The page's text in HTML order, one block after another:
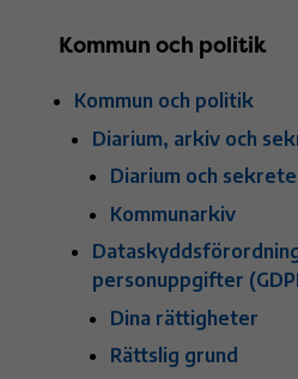
Kommun och politik
Kommun och politik
Diarium, arkiv och
Diarium och
Kommunarkiv
personuppgifter
Dina rättigheter
Rättslig grund